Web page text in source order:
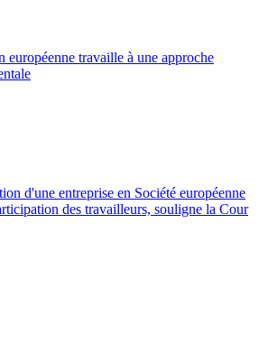
européenne travaille à une approche
d'une entreprise en Société européenne
des travailleurs, souligne la Cour